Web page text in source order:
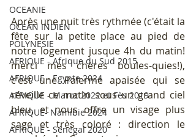
OCEANIE
OCEAN INDIEN
POLYNESIE
AFRIQUE - Afrique du Sud 2015
AFRIQUE - Egypte 2024
AFRIQUE - Maroc 2022 et Fès 2019
AFRIQUE- Namibie 2024
AFRIQUE - Sénégal 2020
Après une nuit très rythmée (c'était la
fête sur la petite place au pied de
notre logement jusque 4h du matin!
merci mes chères boules-quies!),
c'est une Palerme apaisée qui se
réveille ce matin sous un grand ciel
bleu, et nous offre un visage plus
sage et très coloré : direction le